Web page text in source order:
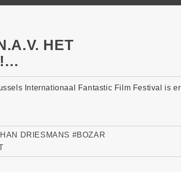
HET
Internationaal Fantastic Film Festival is er
DRIESMANS #BOZAR